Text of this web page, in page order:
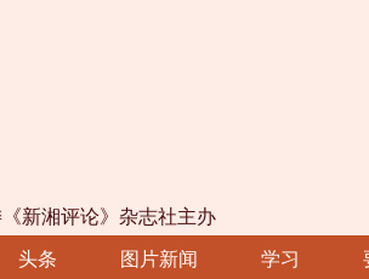
新湘评论》杂志社主办
头条 图片新闻 学习